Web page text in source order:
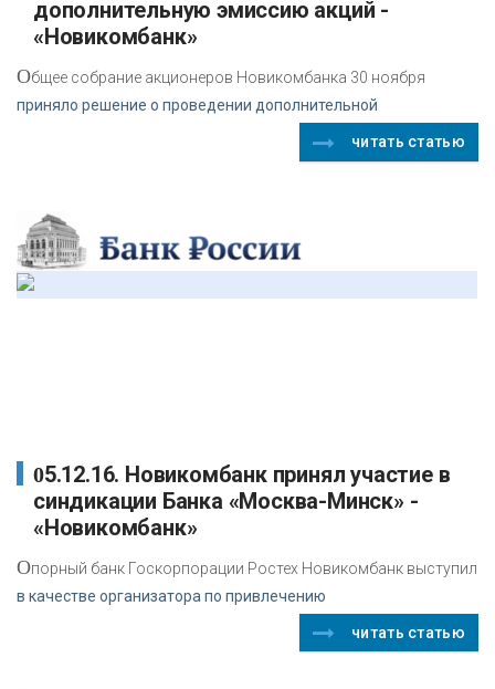
дополнительную эмиссию акций -
«Новикомбанк»
Общее собрание акционеров Новикомбанка 30 ноября
приняло решение о проведении дополнительной
читать статью
05.12.16. Новикомбанк принял участие в
синдикации Банка «Москва-Минск» -
«Новикомбанк»
Опорный банк Госкорпорации Ростех Новикомбанк выступил
в качестве организатора по привлечению
читать статью